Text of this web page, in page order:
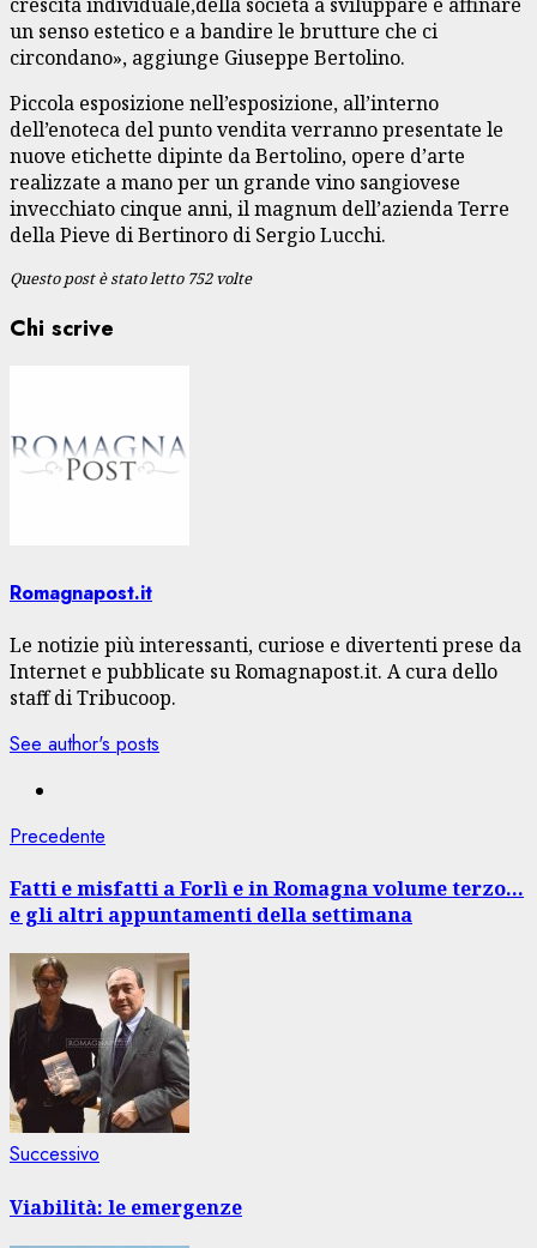
un senso estetico e a bandire le brutture che ci
circondano», aggiunge Giuseppe Bertolino.
Piccola esposizione nell’esposizione, all’interno
dell’enoteca del punto vendita verranno presentate le
nuove etichette dipinte da Bertolino, opere d’arte
realizzate a mano per un grande vino sangiovese
invecchiato cinque anni, il magnum dell’azienda Terre
della Pieve di Bertinoro di Sergio Lucchi.
Questo post è stato letto 752 volte
Chi scrive
Romagnapost.it
Le notizie più interessanti, curiose e divertenti prese da
Internet e pubblicate su Romagnapost.it. A cura dello
staff di Tribucoop.
See author's posts
Navigazione
articolo
Precedente
Fatti e misfatti a Forlì e in Romagna volume terzo…
e gli altri appuntamenti della settimana
Successivo
Viabilità: le emergenze